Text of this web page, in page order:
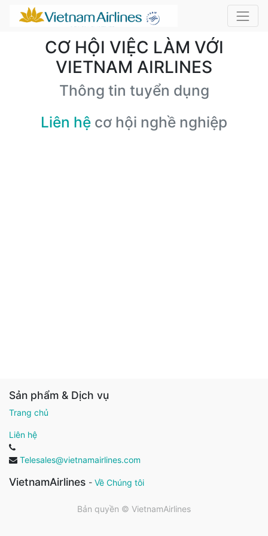
CƠ HỘI VIỆC LÀM VỚI
VIETNAM AIRLINES
Thông tin tuyển dụng
Liên hệ cơ hội nghề nghiệp
Sản phẩm & Dịch vụ
Trang chủ
Liên hệ
Telesales@vietnamairlines.com
VietnamAirlines - Về Chúng tôi
Bản quyền © VietnamAirlines